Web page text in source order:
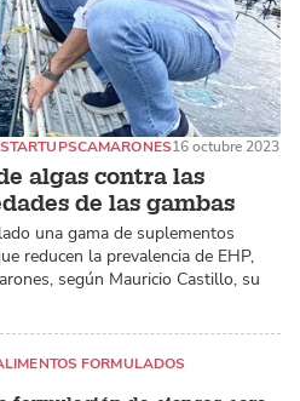
algas contra las
de las gambas
STARTUPSCAMARONES16 octubre 2023
una gama de suplementos
reducen la prevalencia de EHP,
según Mauricio Castillo, su
FORMULADOS